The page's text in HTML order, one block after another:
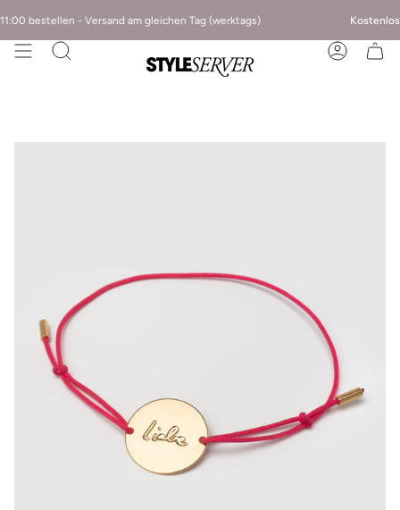
bestellen - Versand am gleichen Tag (werktags)